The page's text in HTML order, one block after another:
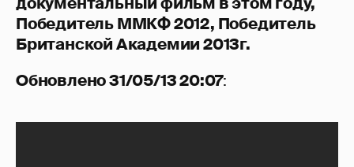
Победитель ММКФ 2012, Победитель
Британской Академии 2013г.
Обновлено 31/05/13 20:07: